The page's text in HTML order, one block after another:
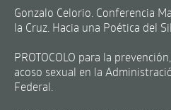
Gonzalo Celorio. Conferencia
la Cruz. Hacia una Poética del
PROTOCOLO para la
acoso sexual en la
Federal.